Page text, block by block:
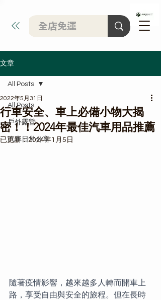
文章
All Posts
戶外露營
汽車日常分享
All Posts
行車安全、車上必備小物大揭
密！！2024年最佳汽車用品推薦
2022年5月31日
已更新：2024年1月5日
隨著疫情影響，越來越多人轉而開車上
路，享受自由與安全的旅程。但在長時